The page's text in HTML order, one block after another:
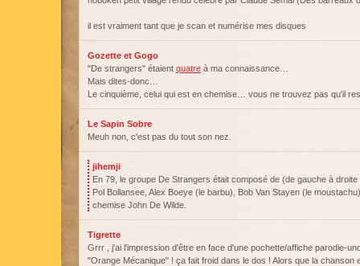
il est vraiment tant que je scan et numérise mes disques
Gozette et Gogo
"De strangers" étaient quatre à ma connaissance…
Mais dites-donc…
Le cinquième, celui qui est en chemise… vous ne trouvez pas qu'il
Le Sapin Sobre
Meuh non, c'est pas du tout son nez.
jihemji
En 79, le groupe De Strangers était composé de (de gauche à
Pol Bollansee, Alex Boeye (le barbu), Bob Van Stayen (le
chemise John De Wilde.
Tigrette
Grrr , j'ai l'impression d'être en face d'une pochette/affiche parodie-
"Orange Mécanique" ! ça fait froid dans le dos ! Alors que la chanson